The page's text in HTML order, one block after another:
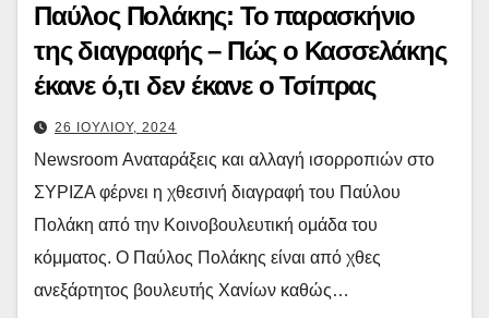
Παύλος Πολάκης: Το παρασκήνιο
της διαγραφής – Πώς ο Κασσελάκης
έκανε ό,τι δεν έκανε ο Τσίπρας
26 ΙΟΥΛΙΟΥ, 2024
Newsroom Αναταράξεις και αλλαγή ισορροπιών στο
ΣΥΡΙΖΑ φέρνει η χθεσινή διαγραφή του Παύλου
Πολάκη από την Κοινοβουλευτική ομάδα του
κόμματος. Ο Παύλος Πολάκης είναι από χθες
ανεξάρτητος βουλευτής Χανίων καθώς…